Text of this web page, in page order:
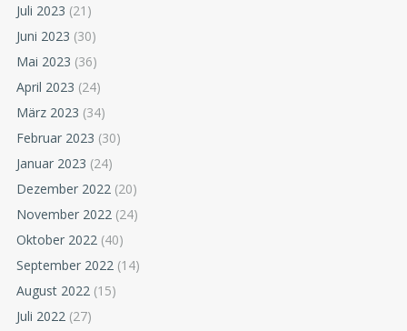
Juli 2023 (21)
Juni 2023 (30)
Mai 2023 (36)
April 2023 (24)
März 2023 (34)
Februar 2023 (30)
Januar 2023 (24)
Dezember 2022 (20)
November 2022 (24)
Oktober 2022 (40)
September 2022 (14)
August 2022 (15)
Juli 2022 (27)